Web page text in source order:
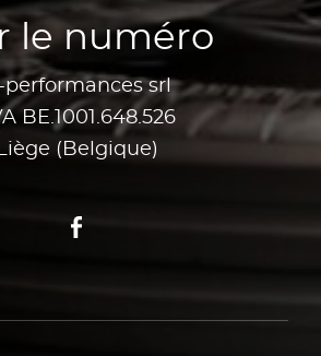
le numéro
performances srl
BE.1001.648.526
Liège (Belgique)